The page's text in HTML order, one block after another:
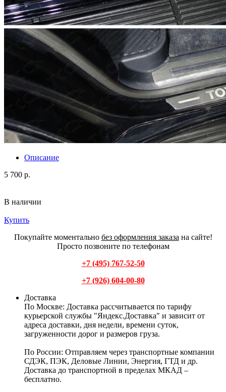
Описание
5 700 р.
В наличии
Купить
Покупайте моментально без оформления заказа на сайте!
Просто позвоните по телефонам
+7 (495) 767-52-50
+7 (926) 604-00-80
Доставка
По Москве: Доставка рассчитывается по тарифу
курьерской службы "Яндекс.Доставка" и зависит от
адреса доставки, дня недели, времени суток,
загруженности дорог и размеров груза.
По России: Отправляем через транспортные компании
СДЭК, ПЭК, Деловые Линии, Энергия, ГТД и др.
Доставка до транспортной в пределах МКАД –
бесплатно.